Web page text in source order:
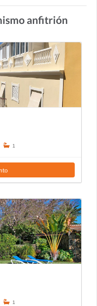
anfitrión
1
1